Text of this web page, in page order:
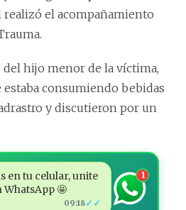
realizó el acompañamiento
del hijo menor de la víctima,
estaba consumiendo bebidas
y discutieron por un
en tu celular, unite
WhatsApp 🤩
09:18✓✓
1